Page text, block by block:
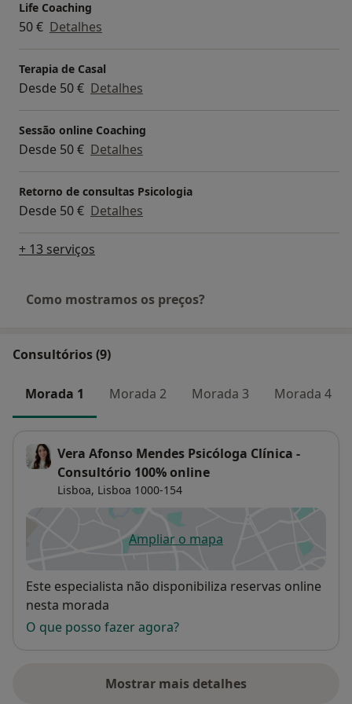
Doutor Eduardo Sá
CURSO AVANÇADO DE DIREITO DO TRABALHO EM
GESTÃO DE RECURSOS HUMANOS • INSTITUTO CRIAP
Life Coaching
50 € Detalhes
Terapia de Casal
Desde 50 € Detalhes
Sessão online Coaching
Desde 50 € Detalhes
Retorno de consultas Psicologia
Desde 50 € Detalhes
+ 13 serviços
Como mostramos os preços?
Consultórios (9)
Morada 1 Morada 2 Morada 3 Morada 4
Vera Afonso Mendes Psicóloga Clínica -
Consultório 100% online
Lisboa, Lisboa 1000-154
Ampliar o mapaabre num novo separador
Disponibilidade
Este especialista não disponibiliza reservas online
nesta morada
O que posso fazer agora?
Mostrar mais detalhes
sobre o endereço